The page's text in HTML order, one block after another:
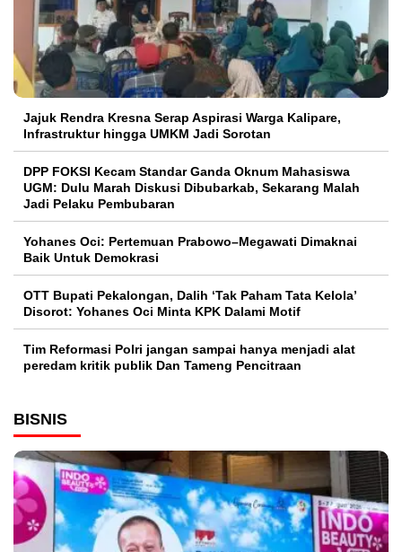
Jajuk Rendra Kresna Serap Aspirasi Warga Kalipare,
Infrastruktur hingga UMKM Jadi Sorotan
DPP FOKSI Kecam Standar Ganda Oknum Mahasiswa
UGM: Dulu Marah Diskusi Dibubarkab, Sekarang Malah
Jadi Pelaku Pembubaran
Yohanes Oci: Pertemuan Prabowo–Megawati Dimaknai
Baik Untuk Demokrasi
OTT Bupati Pekalongan, Dalih ‘Tak Paham Tata Kelola’
Disorot: Yohanes Oci Minta KPK Dalami Motif
Tim Reformasi Polri jangan sampai hanya menjadi alat
peredam kritik publik Dan Tameng Pencitraan
BISNIS